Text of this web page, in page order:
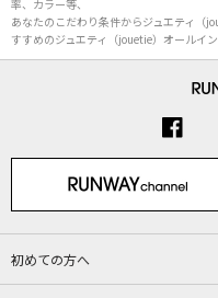
率、カラー等、
あなたのこだわり条件からジュエティ（
すすめのジュエティ（jouetie）オールイ
初めての方へ